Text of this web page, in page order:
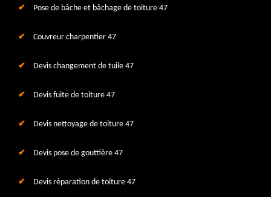
Pose de bâche et bâchage de toiture 47
Couvreur charpentier 47
Devis changement de tuile 47
Devis fuite de toiture 47
Devis nettoyage de toiture 47
Devis pose de gouttière 47
Devis réparation de toiture 47